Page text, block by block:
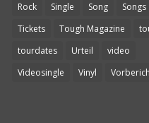
Rock
Single Song
Songs
Tickets
Tough Magazine
tourdates
Urteil
video
Videosingle
Vinyl